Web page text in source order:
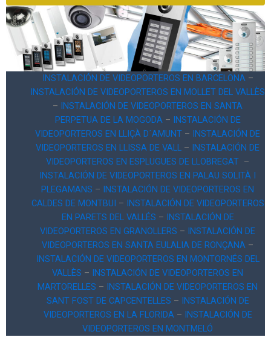
INSTALACIÓN DE VIDEOPORTEROS EN BARCELONA–
INSTALACIÓN DE VIDEOPORTEROS EN MOLLET DEL VALLÈS
– INSTALACIÓN DE VIDEOPORTEROS EN SANTA
PERPETUA DE LA MOGODA– INSTALACIÓN DE
VIDEOPORTEROS EN LLIÇÀ D´AMUNT – INSTALACIÓN DE
VIDEOPORTEROS EN LLISSA DE VALL – INSTALACIÓN DE
VIDEOPORTEROS EN ESPLUGUES DE LLOBREGAT –
INSTALACIÓN DE VIDEOPORTEROS EN PALAU SOLITÀ I
PLEGAMANS – INSTALACIÓN DE VIDEOPORTEROS EN
CALDES DE MONTBUI – INSTALACIÓN DE VIDEOPORTEROS
EN PARETS DEL VALLÉS – INSTALACIÓN DE
VIDEOPORTEROS EN GRANOLLERS – INSTALACIÓN DE
VIDEOPORTEROS EN SANTA EULALIA DE RONÇANA –
INSTALACIÓN DE VIDEOPORTEROS EN MONTORNÉS DEL
VALLÈS – INSTALACIÓN DE VIDEOPORTEROS EN
MARTORELLES – INSTALACIÓN DE VIDEOPORTEROS EN
SANT FOST DE CAPCENTELLES – INSTALACIÓN DE
VIDEOPORTEROS EN LA FLORIDA– INSTALACIÓN DE
VIDEOPORTEROS EN MONTMELÓ